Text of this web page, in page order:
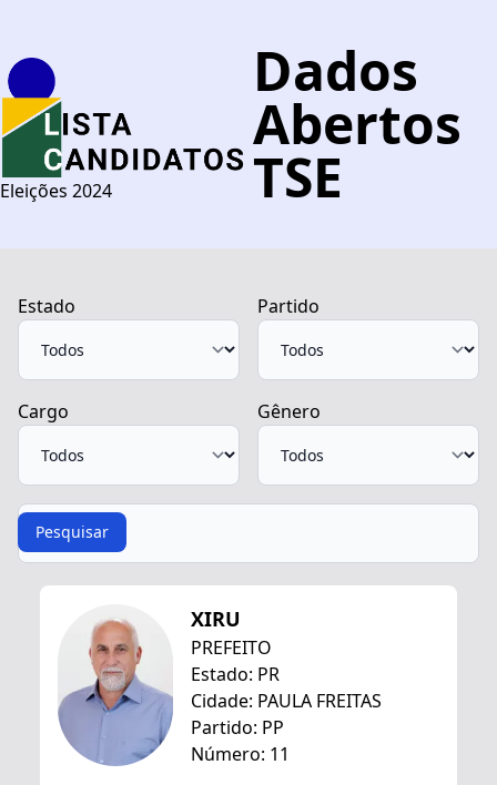
Eleições 2024
Dados
Abertos
TSE
Estado Partido
Cargo Gênero
Procurar
Pesquisar
XIRU
PREFEITO
Estado: PR
Cidade: PAULA FREITAS
Partido: PP
Número: 11